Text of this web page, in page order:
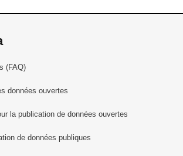
(FAQ)
données ouvertes
la publication de données ouvertes
de données publiques